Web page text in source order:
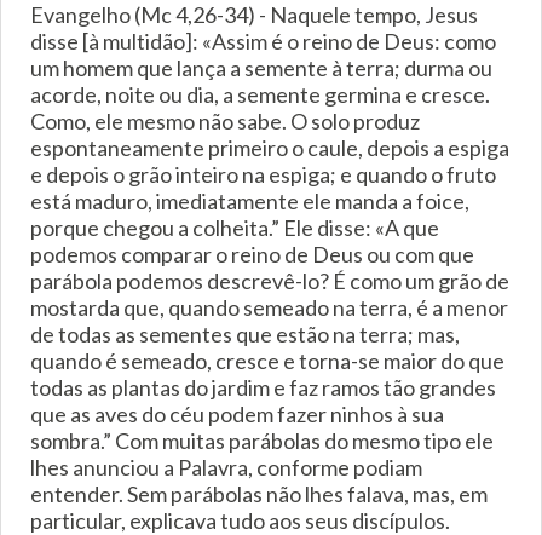
Evangelho (Mc 4,26-34) - Naquele tempo, Jesus
disse [à multidão]: «Assim é o reino de Deus: como
um homem que lança a semente à terra; durma ou
acorde, noite ou dia, a semente germina e cresce.
Como, ele mesmo não sabe. O solo produz
espontaneamente primeiro o caule, depois a espiga
e depois o grão inteiro na espiga; e quando o fruto
está maduro, imediatamente ele manda a foice,
porque chegou a colheita.” Ele disse: «A que
podemos comparar o reino de Deus ou com que
parábola podemos descrevê-lo? É como um grão de
mostarda que, quando semeado na terra, é a menor
de todas as sementes que estão na terra; mas,
quando é semeado, cresce e torna-se maior do que
todas as plantas do jardim e faz ramos tão grandes
que as aves do céu podem fazer ninhos à sua
sombra.” Com muitas parábolas do mesmo tipo ele
lhes anunciou a Palavra, conforme podiam
entender. Sem parábolas não lhes falava, mas, em
particular, explicava tudo aos seus discípulos.